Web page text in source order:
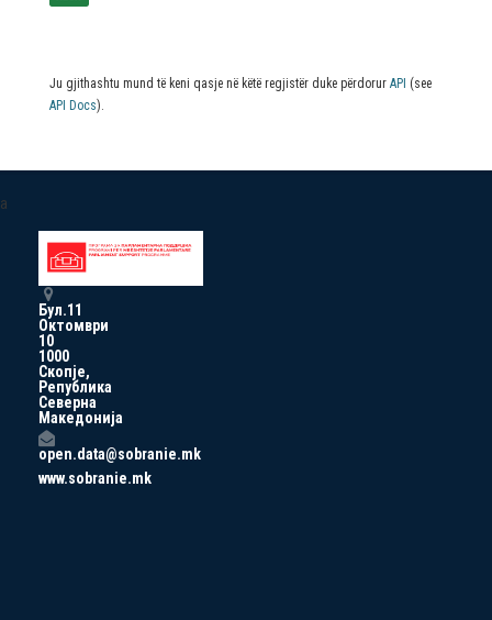
Ju gjithashtu mund të keni qasje në këtë regjistër duke përdorur API (see
API Docs).
a
Бул.11
Октомври
10
1000
Скопје,
Република
Северна
Македонија
open.data@sobranie.mk
www.sobranie.mk